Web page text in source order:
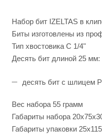
Набор бит IZELTAS в
Биты изготовлены из
Тип хвостовика C 1/4"
Десять бит длиной 25 мм:
десять бит с шлицем
Вес набора 55 грамм
Габариты набора
Габариты упаковки